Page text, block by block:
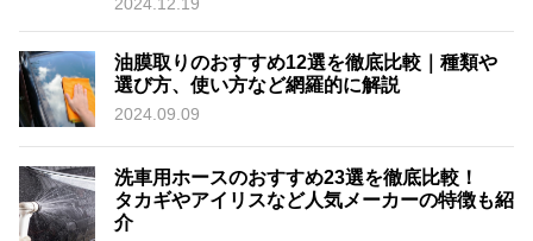
油膜取りのおすすめ12選を徹底比較｜種類や
選び方、使い方など網羅的に解説
2024.09.09
洗車用ホースのおすすめ23選を徹底比較！
タカギやアイリスなど人気メーカーの特徴も紹
介